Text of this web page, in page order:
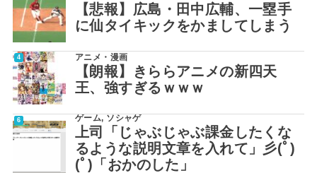
【悲報】広島・田中広輔、一塁手
に仙タイキックをかましてしまう
アニメ・漫画
【朗報】きららアニメの新四天
王、強すぎるｗｗｗ
ゲーム, ソシャゲ
上司「じゃぶじゃぶ課金したくな
るような説明文章を入れて」彡(ﾟ)
(ﾟ)「おかのした」